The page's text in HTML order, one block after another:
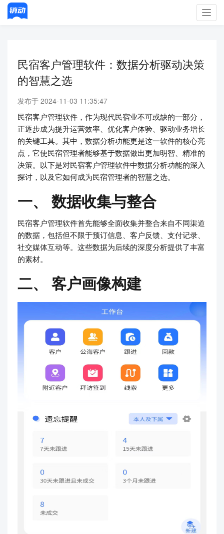
民宿客户管理软件：数据分析驱动决策
的智慧之选
发布于 2024-11-03 11:35:47
民宿客户管理软件，作为现代民宿业不可或缺的一部分，
正逐步成为提升运营效率、优化客户体验、驱动业务增长
的关键工具。其中，数据分析功能更是这一软件的核心亮
点，它使民宿管理者能够基于数据做出更加明智、精准的
决策。以下是对民宿客户管理软件中数据分析功能的深入
探讨，以及它如何成为民宿管理者的智慧之选。
一、 数据收集与整合
民宿客户管理软件首先能够全面收集并整合来自不同渠道
的数据，包括但不限于预订信息、客户反馈、支付记录、
社交媒体互动等。这些数据为后续的深度分析提供了丰富
的素材。
二、 客户画像构建